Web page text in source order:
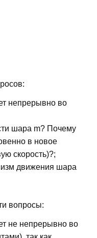
непрерывно во
шара m? Почему
в новое
скорость)?;
движения шара
вопросы:
не непрерывно во